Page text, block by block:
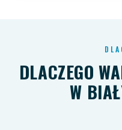
DLACZEGO
W